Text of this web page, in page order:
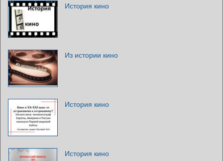
История кино
Из истории кино
История кино
История кино